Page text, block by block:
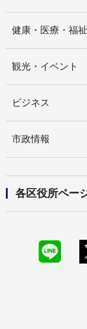
健康・医療・福祉
観光・イベント
ビジネス
市政情報
各区役所ペー